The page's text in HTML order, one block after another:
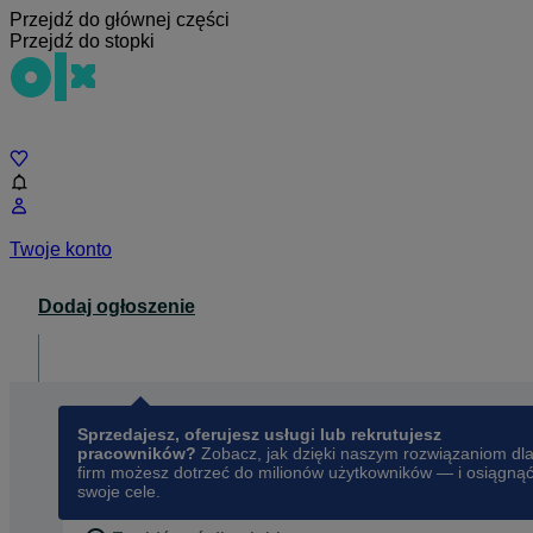
Przejdź do głównej części
Przejdź do stopki
Twoje konto
Dodaj ogłoszenie
Sprzedajesz, oferujesz usługi lub rekrutujesz
pracowników? Zobacz, jak dzięki naszym rozwiązaniom dla
firm możesz dotrzeć do milionów użytkowników — i osiągnąć
swoje cele.